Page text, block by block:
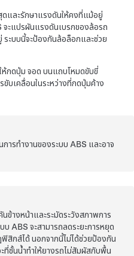
และรักษาแรงดันให้คงที่แม้อยู่
จะแปรผันแรงดันเบรกของล้อรถ
ะบบนี้จะป้องกันล้อล็อกและช่วย
ห้กดปุ่ม จอด บนแถบโหมดขับขี่
ขับเคลื่อนในระหว่างที่กดปุ่มค้าง
ารทำงานของระบบ ABS และอาจ
ข้างหน้าและระมัดระวังสภาพการ
ABS จะสามารถลดระยะการหยุด
สิกส์ได้ นอกจากนี้ไม่ได้ช่วยป้องกัน
ที่ชั้นน้ำทำให้ยางรถไม่สัมผัสกับพื้น